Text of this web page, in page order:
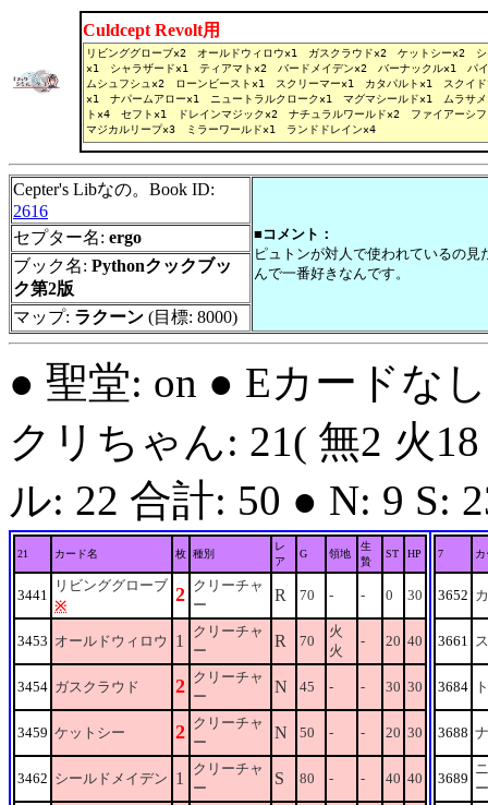
Culdcept Revolt用
Cepter's Libなの。Book ID:
2616
■コメント：
ピュトンが対人で使われているの
んで一番好きなんです。
セプター名: ergo
ブック名: Pythonクックブッ
ク第2版
マップ: ラクーン (目標: 8000)
● 聖堂: on ● Eカードな
クリちゃん: 21( 無2 火
ル: 22 合計: 50 ● N: 9 S:
21 カード名 枚 種別
レ
ア
G 領地
生
贄
ST HP
3441
リビンググローブ
※
2 クリーチャ
ー
R 70 - - 0 30
3453 オールドウィロウ 1
クリーチャ
ー
R 70
火
火
- 20 40
3454 ガスクラウド 2 クリーチャ
ー
N 45 - - 30 30
3459 ケットシー 2 クリーチャ
ー
N 50 - - 20 30
3462 シールドメイデン 1
クリーチャ
ー
S 80 - - 40 40
7
3652
3661
3684
3688
3689